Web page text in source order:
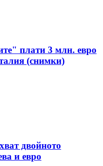
плати 3 млн. евро
(снимки)
двойното
и евро